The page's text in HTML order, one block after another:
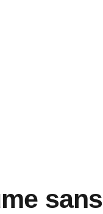
sans